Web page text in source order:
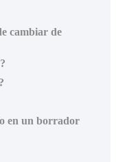
cambiar de
en un borrador